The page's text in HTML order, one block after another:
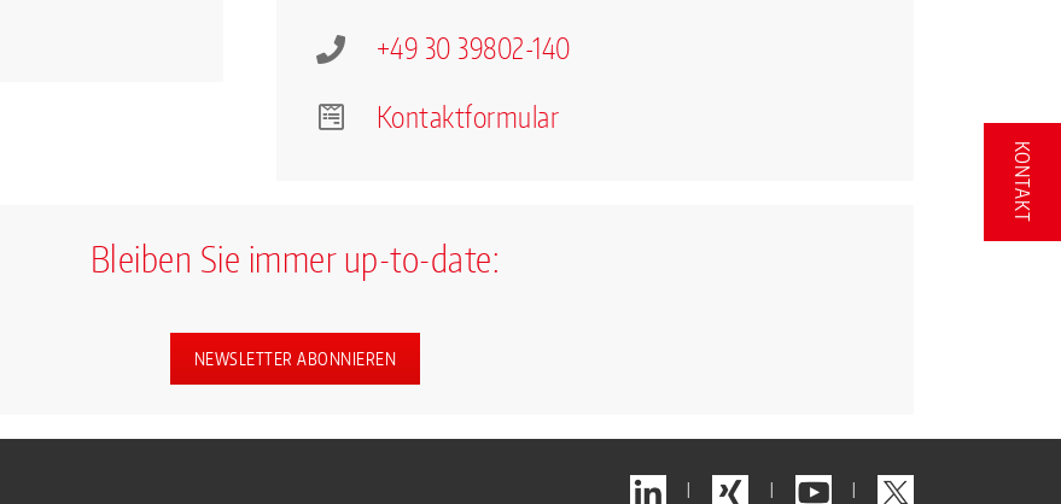
+49 30 39802-140
Kontaktformular
Bleiben Sie immer up-to-date:
NEWSLETTER ABONNIEREN
KONTAKT